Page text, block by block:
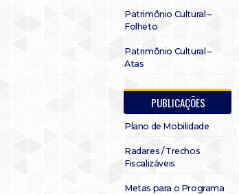
Patrimônio Cultural –
Folheto
Patrimônio Cultural –
Atas
PUBLICAÇÕES
Plano de Mobilidade
Radares / Trechos
Fiscalizáveis
Metas para o Programa